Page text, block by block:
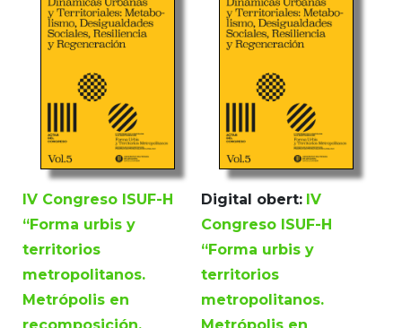
IV Congreso ISUF-H
“Forma urbis y
territorios
metropolitanos.
Metrópolis en
Digital obert: IV
Congreso ISUF-H
“Forma urbis y
territorios
metropolitanos.